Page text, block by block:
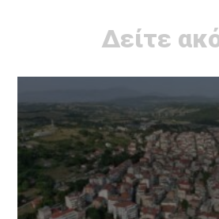
Δείτε